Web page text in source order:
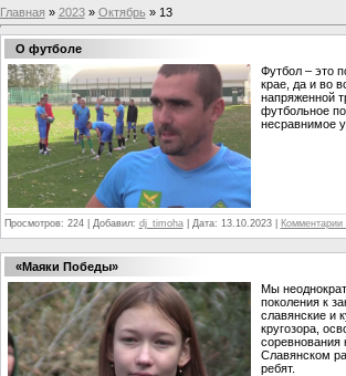
Главная » 2023 » Октябрь » 13
О футболе
Футбол – это
крае, да и во
напряженной
футбольное
несравнимое
Просмотров: 224| Добавил: dj_timoha| Дата: 13.10.2023 Комментарии
«Маяки Победы»
Мы
поколения к
славянские и
кругозора,
Славянском
ребят.